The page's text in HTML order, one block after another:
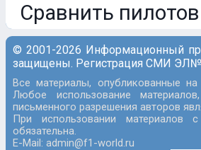
Сравнить пилотов
© 2001-2026 Информационный
защищены. Регистрация СМИ
Все материалы, опубликованные
Любое использование
письменного разрешения авторов
При использовании материалов
обязательна.
E-Mail: admin@f1-world.ru